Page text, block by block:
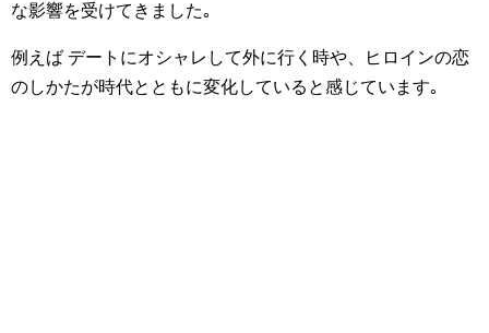
な影響を受けてきました｡
例えば デートにオシャレして外に行く時や、ヒロインの恋
のしかたが時代とともに変化していると感じています｡